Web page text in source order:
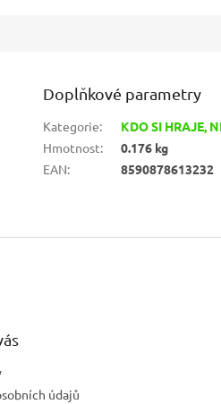
Doplňkové parametry
Kategorie:
KDO SI HRAJE,
Hmotnost:
0.176 kg
EAN: 8590878613232
údajů